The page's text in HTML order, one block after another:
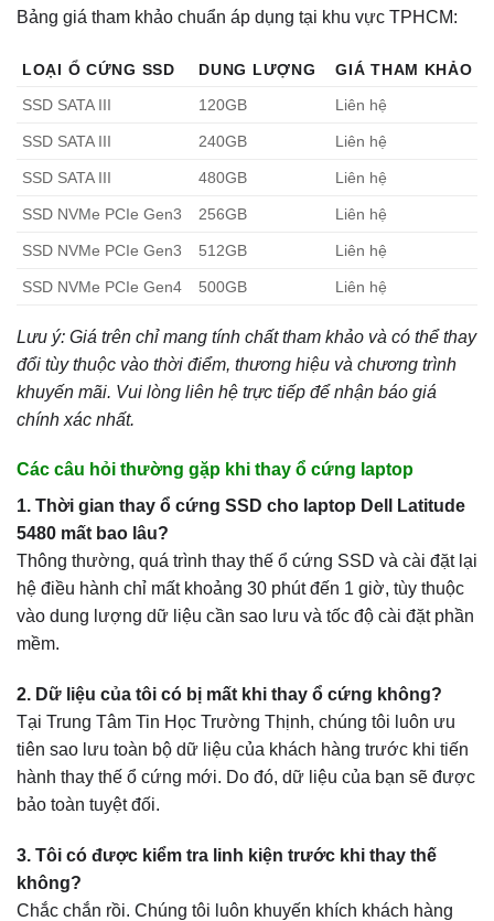
Bảng giá tham khảo chuẩn áp dụng tại khu vực TPHCM:
LOẠI Ổ CỨNG SSD DUNG LƯỢNG
GIÁ THAM KHẢO
SSD SATA III
120GB Liên hệ
SSD SATA III 240GB Liên hệ
SSD SATA III 480GB Liên hệ
SSD NVMe PCIe Gen3 256GB Liên hệ
SSD NVMe PCIe Gen3 512GB Liên hệ
SSD NVMe PCIe Gen4 500GB Liên hệ
Lưu ý: Giá trên chỉ mang tính chất tham khảo và có thể thay
đổi tùy thuộc vào thời điểm, thương hiệu và chương trình
khuyến mãi. Vui lòng liên hệ trực tiếp để nhận báo giá
chính xác nhất.
Các câu hỏi thường gặp khi thay ổ cứng laptop
1. Thời gian thay ổ cứng SSD cho laptop Dell Latitude
5480 mất bao lâu?
Thông thường, quá trình thay thế ổ cứng SSD và cài đặt lại
hệ điều hành chỉ mất khoảng 30 phút đến 1 giờ, tùy thuộc
vào dung lượng dữ liệu cần sao lưu và tốc độ cài đặt phần
mềm.
2. Dữ liệu của tôi có bị mất khi thay ổ cứng không?
Tại Trung Tâm Tin Học Trường Thịnh, chúng tôi luôn ưu
tiên sao lưu toàn bộ dữ liệu của khách hàng trước khi tiến
hành thay thế ổ cứng mới. Do đó, dữ liệu của bạn sẽ được
bảo toàn tuyệt đối.
3. Tôi có được kiểm tra linh kiện trước khi thay thế
không?
Chắc chắn rồi. Chúng tôi luôn khuyến khích khách hàng